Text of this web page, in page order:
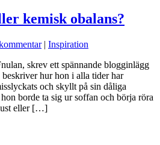
kemisk obalans?
| Inspiration
skrev ett spännande blogginlägg
hur hon i alla tider har
och skyllt på sin dåliga
borde ta sig ur soffan och börja röra
eller […]